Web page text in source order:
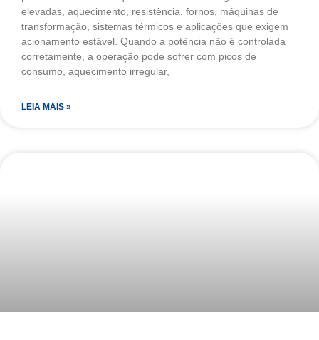
elevadas, aquecimento, resistência, fornos, máquinas de
transformação, sistemas térmicos e aplicações que exigem
acionamento estável. Quando a potência não é controlada
corretamente, a operação pode sofrer com picos de
consumo, aquecimento irregular,
LEIA MAIS »